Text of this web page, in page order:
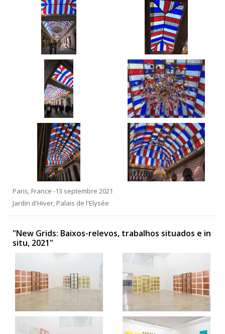
Paris, France -13 septembre 2021
Jardin d'Hiver, Palais de l'Elysée
"New Grids: Baixos-relevos, trabalhos situados e in
situ, 2021"